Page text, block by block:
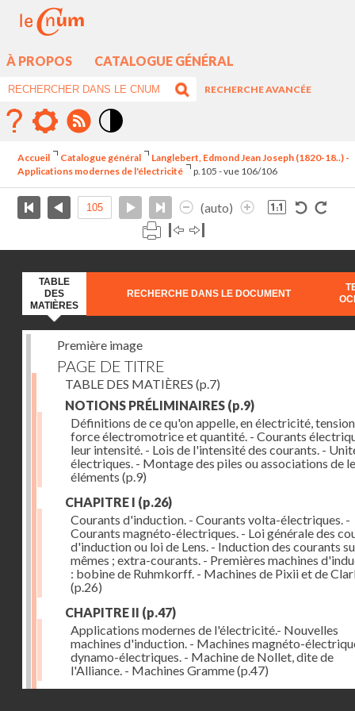
À PROPOS CATALOGUE GÉNÉRAL
RECHERCHE AVANCÉE
élévé
Accueil Catalogue général
Langlebert, Edmond Jean Joseph (1820-18..) -
Applications modernes de l'électricité
p.105 - vue 106/106
(auto)
TABLE
DES
MATIÈRES
RECHERCHE DANS LE DOCUMENT
Première image
PAGE DE TITRE
TABLE DES MATIÈRES (p.7)
NOTIONS PRÉLIMINAIRES (p.9)
Définitions de ce qu'on appelle, en électricité,
force électromotrice et quantité. - Courants
leur intensité. - Lois de l'intensité des courants. -
électriques. - Montage des piles ou associations de
éléments (p.9)
CHAPITRE I (p.26)
Courants d'induction. - Courants volta-électriques. -
Courants magnéto-électriques. - Loi générale des
d'induction ou loi de Lens. - Induction des courants
mêmes ; extra-courants. - Premières machines
: bobine de Ruhmkorff. - Machines de Pixii et de
(p.26)
CHAPITRE II (p.47)
Applications modernes de l'électricité.- Nouvelles
machines d'induction. - Machines magnéto-
dynamo-électriques. - Machine de Nollet, dite de
l'Alliance. - Machines Gramme(p.47)